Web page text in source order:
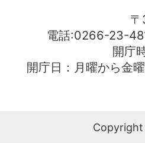
電話:0266-23-
開庁
開庁日：月曜から金
Copyright